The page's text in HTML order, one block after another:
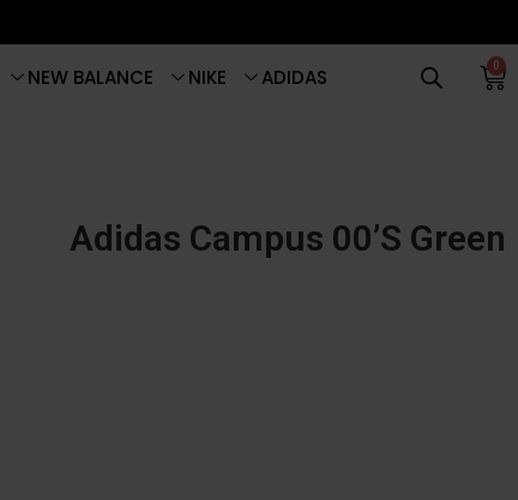
0
ADIDAS
NIKE
NEW BALANCE
Adidas Campus 00’S Green